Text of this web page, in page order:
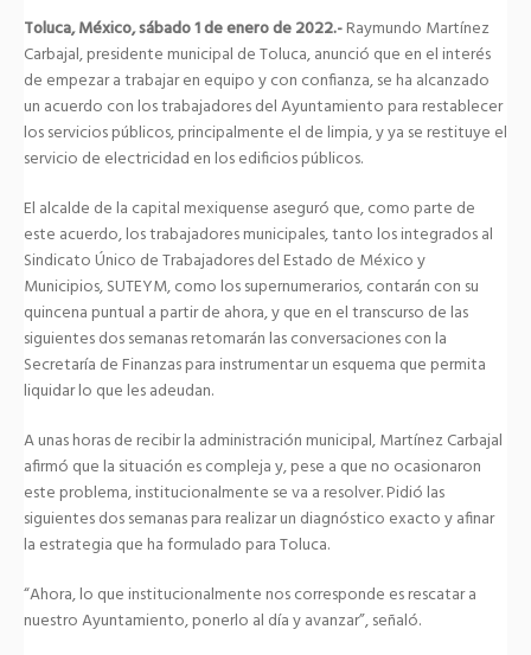
Toluca, México, sábado 1 de enero de 2022.-Raymundo Martínez
Carbajal, presidente municipal de Toluca, anunció que en el interés
de empezar a trabajar en equipo y con confianza, se ha alcanzado
un acuerdo con los trabajadores del Ayuntamiento para restablecer
los servicios públicos, principalmente el de limpia, y ya se restituye el
servicio de electricidad en los edificios públicos.
El alcalde de la capital mexiquense aseguró que, como parte de
este acuerdo, los trabajadores municipales, tanto los integrados al
Sindicato Único de Trabajadores del Estado de México y
Municipios, SUTEYM, como los supernumerarios, contarán con su
quincena puntual a partir de ahora, y que en el transcurso de las
siguientes dos semanas retomarán las conversaciones con la
Secretaría de Finanzas para instrumentar un esquema que permita
liquidar lo que les adeudan.
A unas horas de recibir la administración municipal, Martínez Carbajal
afirmó que la situación es compleja y, pese a que no ocasionaron
este problema, institucionalmente se va a resolver. Pidió las
siguientes dos semanas para realizar un diagnóstico exacto y afinar
la estrategia que ha formulado para Toluca.
“Ahora, lo que institucionalmente nos corresponde es rescatar a
nuestro Ayuntamiento, ponerlo al día y avanzar”, señaló.